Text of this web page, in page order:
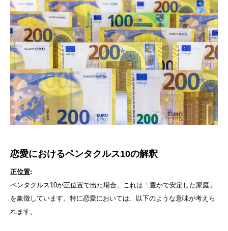
恋愛におけるペンタクルス10の解釈
正位置:
ペンタクルス10が正位置で出た場合、これは「豊かで安定した家庭」
を象徴しています。特に恋愛においては、以下のような意味が考えら
れます。